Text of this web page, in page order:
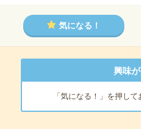
気になる！
興味
「気になる！」を押し